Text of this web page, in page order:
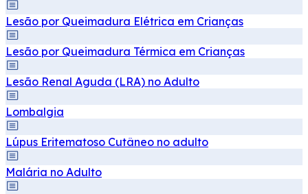
Lesão por Queimadura Elétrica em Crianças
Lesão por Queimadura Térmica em Crianças
Lesão Renal Aguda (LRA) no Adulto
Lombalgia
Lúpus Eritematoso Cutâneo no adulto
Malária no Adulto